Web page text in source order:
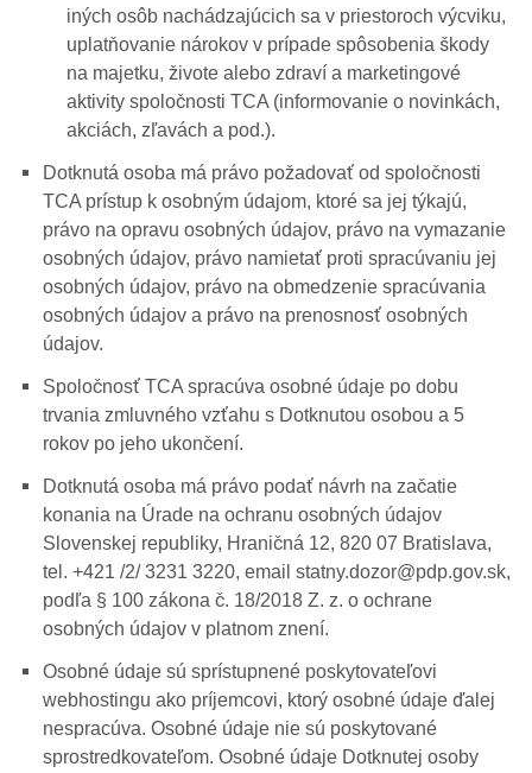
iných osôb nachádzajúcich sa v priestoroch výcviku,
uplatňovanie nárokov v prípade spôsobenia škody
na majetku, živote alebo zdraví a marketingové
aktivity spoločnosti TCA (informovanie o novinkách,
akciách, zľavách a pod.).
Dotknutá osoba má právo požadovať od spoločnosti
TCA prístup k osobným údajom, ktoré sa jej týkajú,
právo na opravu osobných údajov, právo na vymazanie
osobných údajov, právo namietať proti spracúvaniu jej
osobných údajov, právo na obmedzenie spracúvania
osobných údajov a právo na prenosnosť osobných
údajov.
Spoločnosť TCA spracúva osobné údaje po dobu
trvania zmluvného vzťahu s Dotknutou osobou a 5
rokov po jeho ukončení.
Dotknutá osoba má právo podať návrh na začatie
konania na Úrade na ochranu osobných údajov
Slovenskej republiky, Hraničná 12, 820 07 Bratislava,
tel. +421 /2/ 3231 3220, email statny.dozor@pdp.gov.sk,
podľa § 100 zákona č. 18/2018 Z. z. o ochrane
osobných údajov v platnom znení.
Osobné údaje sú sprístupnené poskytovateľovi
webhostingu ako príjemcovi, ktorý osobné údaje ďalej
nespracúva. Osobné údaje nie sú poskytované
sprostredkovateľom. Osobné údaje Dotknutej osoby